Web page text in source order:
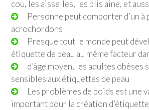
cou, les aisselles, les plis aine, et
Personne peut comporter d’un à
acrochordons
Presque tout le monde peut
étiquette de peau au même facteur
d’âge moyen, les adultes obèses
sensibles aux étiquettes de peau
Les problèmes de poids est une
important pour la création